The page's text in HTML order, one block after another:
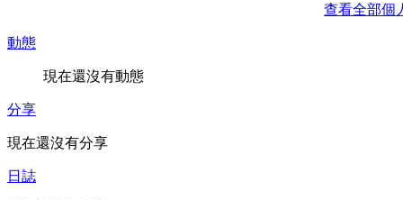
查看全部個
動態
現在還沒有動態
分享
現在還沒有分享
日誌